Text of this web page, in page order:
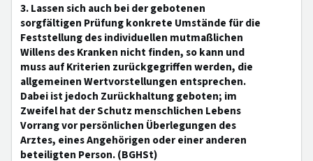
3. Lassen sich auch bei der gebotenen
sorgfältigen Prüfung konkrete Umstände für die
Feststellung des individuellen mutmaßlichen
Willens des Kranken nicht finden, so kann und
muss auf Kriterien zurückgegriffen werden, die
allgemeinen Wertvorstellungen entsprechen.
Dabei ist jedoch Zurückhaltung geboten; im
Zweifel hat der Schutz menschlichen Lebens
Vorrang vor persönlichen Überlegungen des
Arztes, eines Angehörigen oder einer anderen
beteiligten Person. (BGHSt)